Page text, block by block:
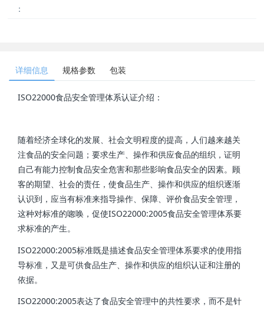
：
详细信息 规格参数 包装
ISO22000食品安全管理体系认证介绍：
随着经济全球化的发展、社会文明程度的提高，人们越来越关
注食品的安全问题；要求生产、操作和供应食品的组织，证明
自己有能力控制食品安全危害和那些影响食品安全的因素。顾
客的期望、社会的责任，使食品生产、操作和供应的组织逐渐
认识到，应当有标准来指导操作、保障、评价食品安全管理，
这种对标准的唿唤，促使ISO22000:2005食品安全管理体系要
求标准的产生。
ISO22000:2005标准既是描述食品安全管理体系要求的使用指
导标准，又是可供食品生产、操作和供应的组织认证和注册的
依据。
ISO22000:2005表达了食品安全管理中的共性要求，而不是针